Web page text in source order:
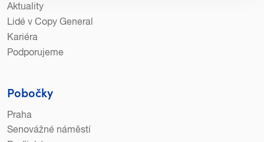
Aktuality
Lidé v Copy General
Kariéra
Podporujeme
Pobočky
Praha
Senovážné náměstí